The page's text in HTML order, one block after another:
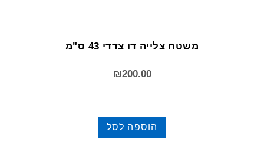
משטח צלייה דו צדדי 43 ס"מ
₪200.00
הוספה לסל